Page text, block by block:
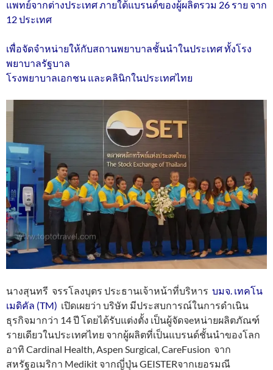
แพทย์จากต่างประเทศ ภายใต้แบรนด์ของผู้ผลิตรวม 26 ราย จาก
12 ประเทศ
เพื่อจัดจำหน่ายให้กับสถานพยาบาลชั้นนำในประเทศ ทั้งโรง
พยาบาลรัฐบาล
โรงพยาบาลเอกชน และคลินิกในประเทศไทย
นางสุนทรี จรรโลงบุตร ประธานเจ้าหน้าที่บริหาร บมจ. เทคโน
เมดิคัล (TM) เปิดเผยว่า บริษัท มีประสบการณ์ในการดำเนิน
ธุรกิจมากว่า 14 ปี โดยได้รับแต่งตั้ง เป็นผู้จัดจeหน่ายผลิตภัณฑ์
รายเดียวในประเทศไทย จากผู้ผลิตที่เป็นแบรนด์ชั้นนำของโลก
อาทิ Cardinal Health, Aspen Surgical, CareFusion จาก
สหรัฐอเมริกา Medikit จากญี่ปุ่น GEISTERจากเยอรมณี